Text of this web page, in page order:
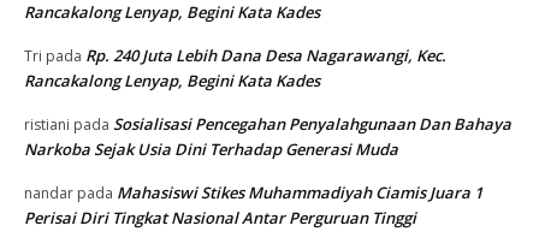
Rancakalong Lenyap, Begini Kata Kades
Tri pada Rp. 240 Juta Lebih Dana Desa Nagarawangi, Kec.
Rancakalong Lenyap, Begini Kata Kades
ristiani pada Sosialisasi Pencegahan Penyalahgunaan Dan Bahaya
Narkoba Sejak Usia Dini Terhadap Generasi Muda
nandar pada Mahasiswi Stikes Muhammadiyah Ciamis Juara 1
Perisai Diri Tingkat Nasional Antar Perguruan Tinggi